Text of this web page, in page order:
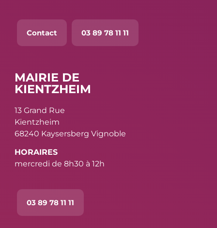
Contact 03 89 78 11 11
MAIRIE DE
KIENTZHEIM
13 Grand Rue
Kientzheim
68240 Kaysersberg Vignoble
HORAIRES
mercredi de 8h30 à 12h
03 89 78 11 11